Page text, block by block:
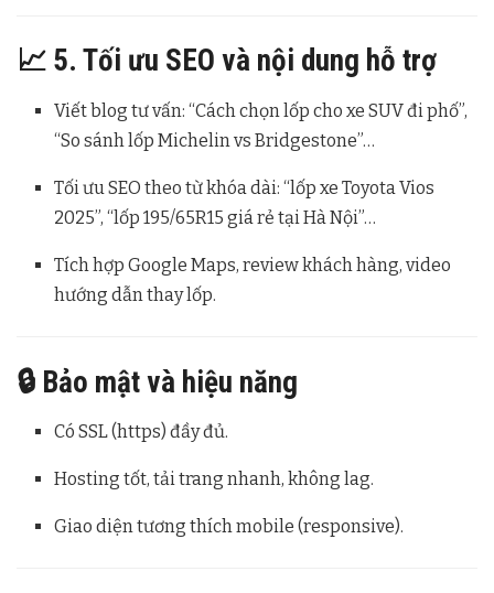
📈 5. Tối ưu SEO và nội dung hỗ trợ
Viết blog tư vấn: “Cách chọn lốp cho xe SUV đi phố”,
“So sánh lốp Michelin vs Bridgestone”…
Tối ưu SEO theo từ khóa dài: “lốp xe Toyota Vios
2025”, “lốp 195/65R15 giá rẻ tại Hà Nội”…
Tích hợp Google Maps, review khách hàng, video
hướng dẫn thay lốp.
🔒 Bảo mật và hiệu năng
Có SSL (https) đầy đủ.
Hosting tốt, tải trang nhanh, không lag.
Giao diện tương thích mobile (responsive).